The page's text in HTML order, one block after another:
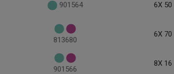
901564 6X 50
813680
6X 70
901566
8X 16